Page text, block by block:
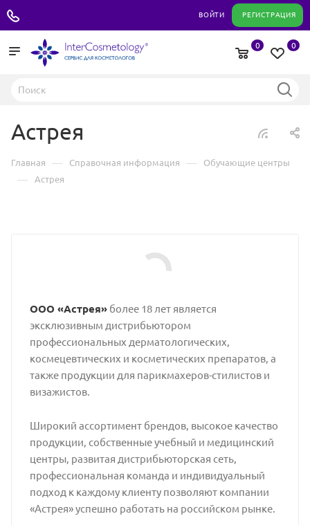
ВОЙТИ РЕГИСТРАЦИЯ
0
0
Астрея
Главная — Справочная информация — Обучающие центры
— Астрея
ООО «Астрея»более 18 лет является
эксклюзивным дистрибьютором
профессиональных дерматологических,
космецевтических и косметических препаратов, а
также продукции для парикмахеров-стилистов и
визажистов.
Широкий ассортимент брендов, высокое качество
продукции, собственные учебный и медицинский
центры, развитая дистрибьюторская сеть,
профессиональная команда и индивидуальный
подход к каждому клиенту позволяют компании
«Астрея» успешно работать на российском рынке.